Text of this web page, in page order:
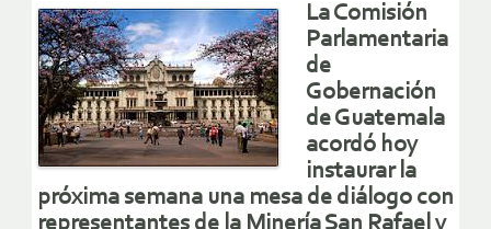
La Comisión
Parlamentaria
de
Gobernación
de Guatemala
acordó hoy
instaurar la
próxima semana una mesa de diálogo con